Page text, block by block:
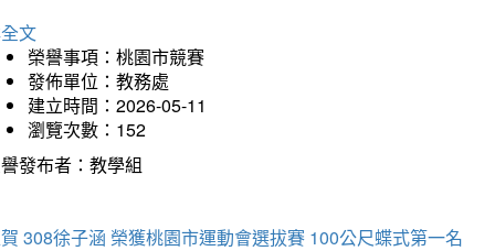
文
榮譽事項：桃園市競賽
發佈單位：教務處
建立時間：2026-05-11
瀏覽次數：152
發布者：教學組
308徐子涵 榮獲桃園市運動會選拔賽 100公尺蝶式第一名